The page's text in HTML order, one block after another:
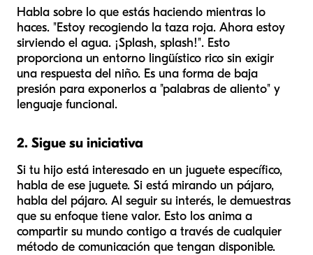
Habla sobre lo que estás haciendo mientras lo
haces. "Estoy recogiendo la taza roja. Ahora estoy
sirviendo el agua. ¡Splash, splash!". Esto
proporciona un entorno lingüístico rico sin exigir
una respuesta del niño. Es una forma de baja
presión para exponerlos a "palabras de aliento" y
lenguaje funcional.
2. Sigue su iniciativa
Si tu hijo está interesado en un juguete específico,
habla de ese juguete. Si está mirando un pájaro,
habla del pájaro. Al seguir su interés, le demuestras
que su enfoque tiene valor. Esto los anima a
compartir su mundo contigo a través de cualquier
método de comunicación que tengan disponible.